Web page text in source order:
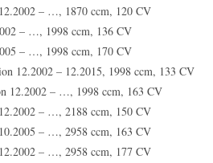
– …, 1870 ccm, 120 CV
– …, 1998 ccm, 136 CV
– …, 1998 ccm, 170 CV
12.2002 – 12.2015, 1998 ccm, 133 CV
12.2002 – …, 1998 ccm, 163 CV
– …, 2188 ccm, 150 CV
– …, 2958 ccm, 163 CV
– …, 2958 ccm, 177 CV